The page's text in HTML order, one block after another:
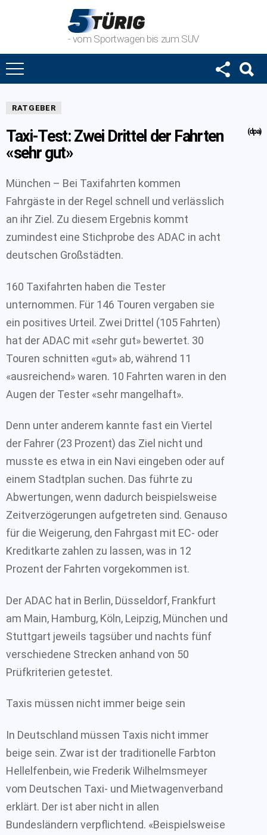
- vom Sportwagen bis zum SUV
RATGEBER
Taxi-Test: Zwei Drittel der Fahrten
«sehr gut»
(dpa)
München – Bei Taxifahrten kommen
Fahrgäste in der Regel schnell und verlässlich
an ihr Ziel. Zu diesem Ergebnis kommt
zumindest eine Stichprobe des ADAC in acht
deutschen Großstädten.
160 Taxifahrten haben die Tester
unternommen. Für 146 Touren vergaben sie
ein positives Urteil. Zwei Drittel (105 Fahrten)
hat der ADAC mit «sehr gut» bewertet. 30
Touren schnitten «gut» ab, während 11
«ausreichend» waren. 10 Fahrten waren in den
Augen der Tester «sehr mangelhaft».
Denn unter anderem kannte fast ein Viertel
der Fahrer (23 Prozent) das Ziel nicht und
musste es etwa in ein Navi eingeben oder auf
einem Stadtplan suchen. Das führte zu
Abwertungen, wenn dadurch beispielsweise
Zeitverzögerungen aufgetreten sind. Genauso
für die Weigerung, den Fahrgast mit EC- oder
Kreditkarte zahlen zu lassen, was in 12
Prozent der Fahrten vorgekommen ist.
Der ADAC hat in Berlin, Düsseldorf, Frankfurt
am Main, Hamburg, Köln, Leipzig, München und
Stuttgart jeweils tagsüber und nachts fünf
verschiedene Strecken anhand von 50
Prüfkriterien getestet.
Taxis müssen nicht immer beige sein
In Deutschland müssen Taxis nicht immer
beige sein. Zwar ist der traditionelle Farbton
Hellelfenbein, wie Frederik Wilhelmsmeyer
vom Deutschen Taxi- und Mietwagenverband
erklärt. Der ist aber nicht in allen
Bundesländern verpflichtend. «Beispielsweise